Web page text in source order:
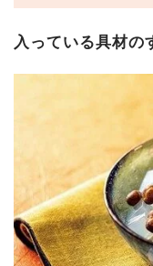
入っている具材の